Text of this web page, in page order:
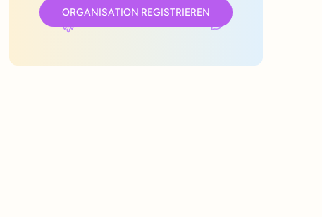
ORGANISATION REGISTRIEREN